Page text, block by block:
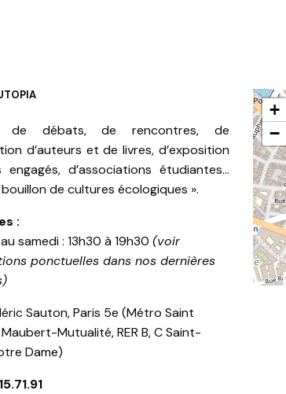
de débats, de rencontres, de
d’auteurs et de livres, d’exposition
engagés, d’associations étudiantes…
de cultures écologiques ».
:
samedi : 13h30 à 19h30 (voir
ponctuelles dans nos dernières
Sauton, Paris 5e (Métro Saint
Mutualité, RER B, C Saint-
Dame)
+
−